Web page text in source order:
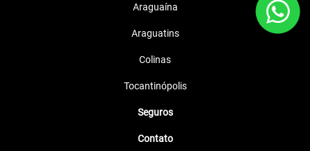
Araguaína
Araguatins
Colinas
Tocantinópolis
Seguros
Contato